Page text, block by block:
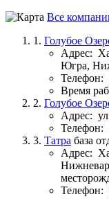
Все
1. Голубое
Адрес:
Югра,
Телефон:
Время
2. Голубое
Адрес:
Телефон:
3. Татра база
Адрес:
Телефон: